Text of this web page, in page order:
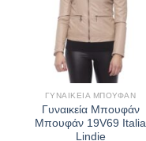
ΓΥΝΑΙΚΕΊΑ ΜΠΟΥΦΆΝ
Γυναικεία Μπουφάν
Μπουφάν 19V69 Italia
Lindie